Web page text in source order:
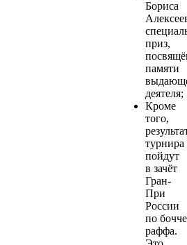
Бориса
приз,
памяти
деятеля;
Кроме
того,
турнира
пойдут
в зачёт
Гран-
При
России
по
раффа.